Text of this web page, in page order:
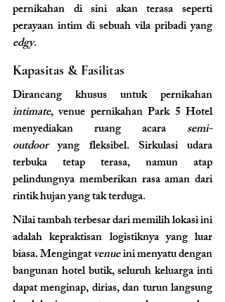
pernikahan di sini akan terasa seperti
edgy.
Kapasitas & Fasilitas
intimate, venue pernikahan Park 5 Hotel
menyediakan ruang acara semi-
outdoor yang fleksibel. Sirkulasi udara
terbuka tetap terasa, namun atap
pelindungnya memberikan rasa aman dari
rintik hujan yang tak terduga.
Nilai tambah terbesar dari memilih lokasi ini
adalah kepraktisan logistiknya yang luar
biasa. Mengingat venue ini menyatu dengan
bangunan hotel butik, seluruh keluarga inti
dapat menginap, dirias, dan turun langsung